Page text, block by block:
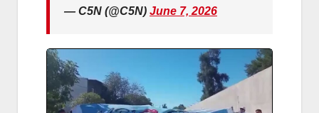
— C5N (@C5N) June 7, 2026